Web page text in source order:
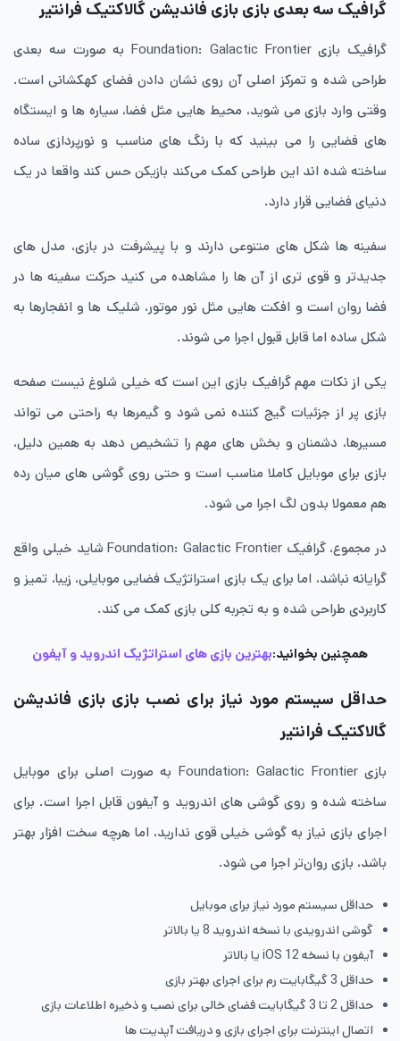
گرافیک سه بعدی بازی بازی فاندیشن گالاکتیک فرانتیر
گرافیک بازی Foundation: Galactic Frontier به صورت سه بعدی
طراحی شده و تمرکز اصلی آن روی نشان دادن فضای کهکشانی است.
وقتی وارد بازی می شوید، محیط هایی مثل فضا، سیاره ها و ایستگاه
های فضایی را می بینید که با رنگ های مناسب و نورپردازی ساده
ساخته شده اند این طراحی کمک می‌کند بازیکن حس کند واقعا در یک
دنیای فضایی قرار دارد.
سفینه ها شکل های متنوعی دارند و با پیشرفت در بازی، مدل های
جدیدتر و قوی تری از آن ها را مشاهده می کنید حرکت سفینه ها در
فضا روان است و افکت هایی مثل نور موتور، شلیک ها و انفجارها به
شکل ساده اما قابل قبول اجرا می شوند.
یکی از نکات مهم گرافیک بازی این است که خیلی شلوغ نیست صفحه
بازی پر از جزئیات گیج کننده نمی شود و گیمرها به راحتی می تواند
مسیرها، دشمنان و بخش های مهم را تشخیص دهد به همین دلیل،
بازی برای موبایل کاملا مناسب است و حتی روی گوشی های میان رده
هم معمولا بدون لگ اجرا می شود.
در مجموع، گرافیک Foundation: Galactic Frontier شاید خیلی واقع
گرایانه نباشد، اما برای یک بازی استراتژیک فضایی موبایلی، زیبا، تمیز و
کاربردی طراحی شده و به تجربه کلی بازی کمک می کند.
همچنین بخوانید:بهترین بازی های استراتژیک اندروید و آیفون
حداقل سیستم مورد نیاز برای نصب بازی بازی فاندیشن
گالاکتیک فرانتیر
بازی Foundation: Galactic Frontier به صورت اصلی برای موبایل
ساخته شده و روی گوشی های اندروید و آیفون قابل اجرا است. برای
اجرای بازی نیاز به گوشی خیلی قوی ندارید، اما هرچه سخت افزار بهتر
باشد، بازی روان‌تر اجرا می شود.
حداقل سیستم مورد نیاز برای موبایل
گوشی اندرویدی با نسخه اندروید 8 یا بالاتر
آیفون با نسخه iOS 12 یا بالاتر
حداقل 3 گیگابایت رم برای اجرای بهتر بازی
حداقل 2 تا 3 گیگابایت فضای خالی برای نصب و ذخیره اطلاعات بازی
اتصال اینترنت برای اجرای بازی و دریافت آپدیت ها